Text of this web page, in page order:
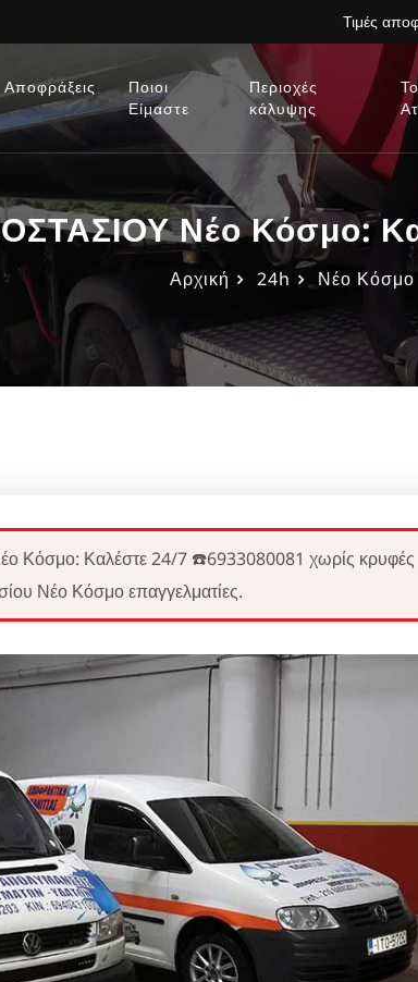
Τιμές
Αποφράξεις
Ποιοι
Είμαστε
Περιοχές
κάλυψης
Νέο Κόσμο:
Αρχική 24h Νέο Κόσμο
Καλέστε 24/7 ☎️6933080081 χωρίς κρυφές
Νέο Κόσμο επαγγελματίες.